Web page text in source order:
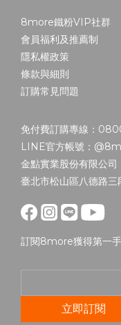
8more鐵粉VIP社群
會員福利及推薦制
隱私權政策
條款與細則
訂購常見問題
免付費訂購專線：
LINE官方帳號：
金點實業股份有限公司
臺北市松山區八德路
訂閱8more獲得第一
立即訂閱